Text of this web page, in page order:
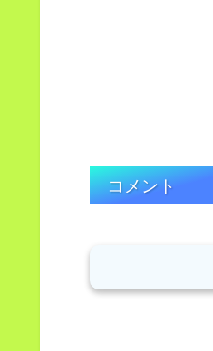
コメント